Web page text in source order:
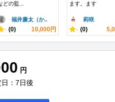
どの監...
福井廉太（か..
- (0) 10,000円
ます。ます
莉咲
- (0)
円
：7日後